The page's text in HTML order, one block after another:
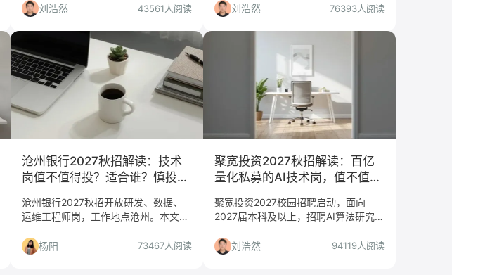
匹配、投递风险三个维度给出判断，帮
你决定是否投递。
刘浩然 43561人阅读
门槛、适合人群与投递建议，帮你判断
是否值得投。
刘浩然 76393人阅读
沧州银行2027秋招解读：技术
岗值不值得投？适合谁？慎投
沧州银行2027秋招开放研发、数据、
运维工程师岗，工作地点沧州。本文从
分析是否值得投递，适合哪些应届生，
哪些人需谨慎。
杨阳 73467人阅读
聚宽投资2027秋招解读：百亿
量化私募的AI技术岗，值不值得
聚宽投资2027校园招聘启动，面向
2027届本科及以上，招聘AI算法研究
等。本文从公司实力、岗位要求、适合
人群等角度全面解读，帮你判断是否值
刘浩然 94119人阅读